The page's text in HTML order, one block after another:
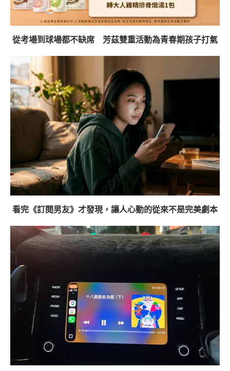
從考場到球場都不缺席 芳茲雙重活動為青春期孩子打氣
看完《訂閱男友》才發現，讓人心動的從來不是完美劇本